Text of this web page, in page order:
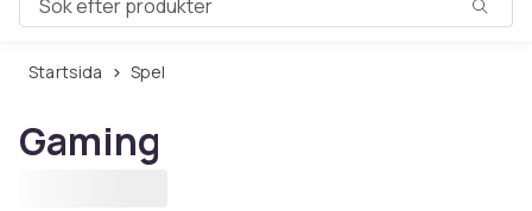
Sök efter produkter
Startsida Spel
Gaming